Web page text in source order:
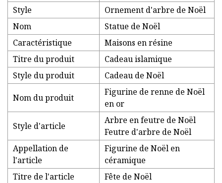
Style
Ornement d'arbre de Noël
Nom
Statue de Noël
Caractéristique
Maisons en résine
Titre du produit
Cadeau islamique
Style du produit
Cadeau de Noël
Nom du produit
Figurine de renne de Noël
en or
Style d'article
Arbre en feutre de Noël
Feutre d'arbre de Noël
Appellation de
l'article
Figurine de Noël en
céramique
Titre de l'article
Fête de Noël